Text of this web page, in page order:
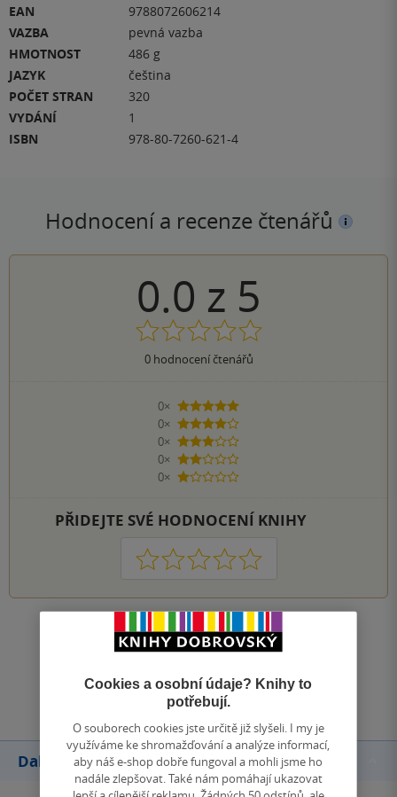
EAN
9788072606214
VAZBA
pevná vazba
HMOTNOST
486 g
JAZYK
čeština
POČET STRAN
320
VYDÁNÍ
1
ISBN
978-80-7260-621-4
Hodnocení a recenze čtenářů
0.0 z 5
0hodnocení čtenářů
0×
5 hvězdiček
0×
4 hvězdičky
0×
3 hvězdičky
0×
2 hvězdičky
0×
1 hvezdička
PŘIDEJTE SVÉ HODNOCENÍ KNIHY
1 2 3 4 5
Zobrazit všechna hodnocení
Přidat hodnocení
Další knihy autora
Cookies a osobní údaje? Knihy to
potřebují.
O souborech cookies jste určitě již slyšeli. I my je
využíváme ke shromažďování a analýze informací,
aby náš e-shop dobře fungoval a mohli jsme ho
nadále zlepšovat. Také nám pomáhají ukazovat